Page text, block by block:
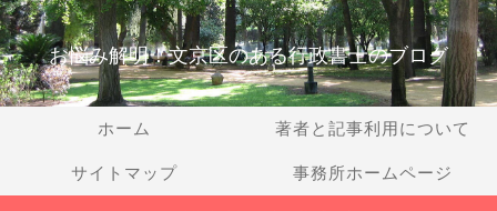
お悩み解明！文京区のある行政書士のブログ
ホーム 著者と記事利用について
サイトマップ 事務所ホームページ